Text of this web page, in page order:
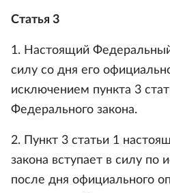
Статья 3
1. Настоящий Федеральный
силу со дня его
исключением пункта 3
Федерального закона.
2. Пункт 3 статьи 1
закона вступает в силу по
после дня официального